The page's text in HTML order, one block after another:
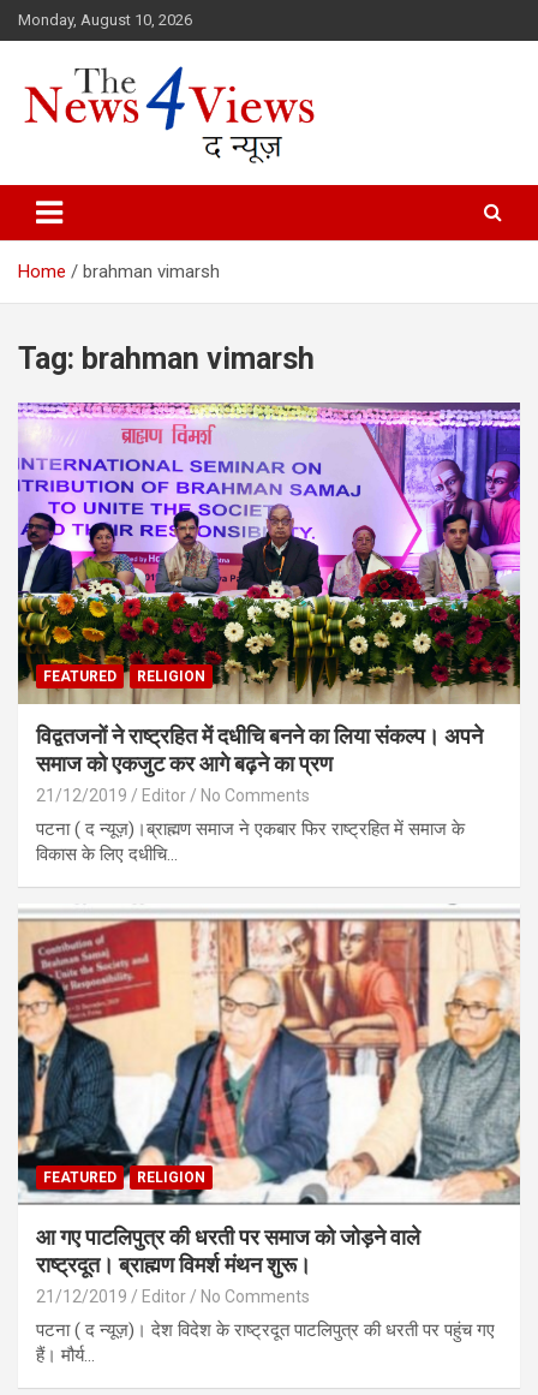
Skip
to
Monday, August 10, 2026
TheNews4Views
Home brahman vimarsh
Tag: brahman vimarsh
FEATURED RELIGION
विद्वतजनों ने राष्ट्रहित में दधीचि बनने का लिया संकल्प। अपने
समाज को एकजुट कर आगे बढ़ने का प्रण
21/12/2019 Editor No Comments
पटना ( द न्यूज़)।ब्राह्मण समाज ने एकबार फिर राष्ट्रहित में समाज के
विकास के लिए दधीचि…
FEATURED RELIGION
आ गए पाटलिपुत्र की धरती पर समाज को जोड़ने वाले
राष्ट्रदूत। ब्राह्मण विमर्श मंथन शुरू।
21/12/2019 Editor No Comments
पटना ( द न्यूज़)। देश विदेश के राष्ट्रदूत पाटलिपुत्र की धरती पर पहुंच गए
हैं। मौर्य…